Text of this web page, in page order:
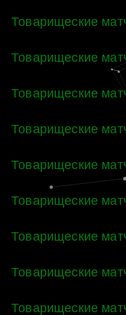
Товарищеские
Товарищеские
Товарищеские
Товарищеские
Товарищеские
Товарищеские
Товарищеские
Товарищеские
Товарищеские